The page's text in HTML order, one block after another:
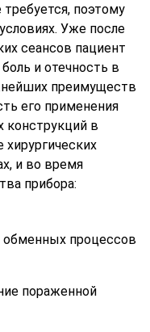
требуется, поэтому
Уже после
сеансов пациент
и отечность в
преимуществ
его применения
конструкций в
и во время
прибора:
обменных процессов
пораженной